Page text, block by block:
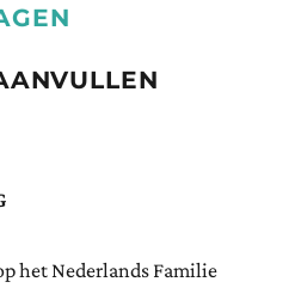
het Nederlands Familie